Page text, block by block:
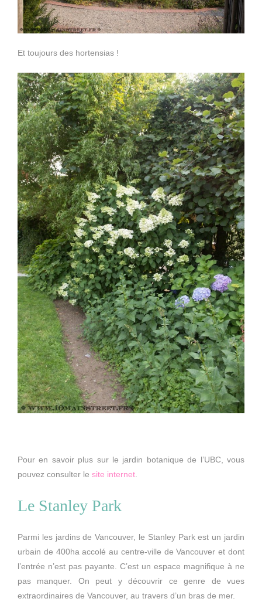
Et toujours des hortensias !
Pour en savoir plus sur le jardin botanique de l’UBC, vous
pouvez consulter le site internet.
Le Stanley Park
Parmi les jardins de Vancouver, le Stanley Park est un jardin
urbain de 400ha accolé au centre-ville de Vancouver et dont
l’entrée n’est pas payante. C’est un espace magnifique à ne
pas manquer. On peut y découvrir ce genre de vues
extraordinaires de Vancouver, au travers d’un bras de mer.